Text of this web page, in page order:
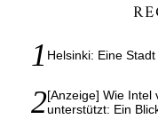
Helsinki: Eine
[Anzeige] Wie Intel
unterstützt: Ein